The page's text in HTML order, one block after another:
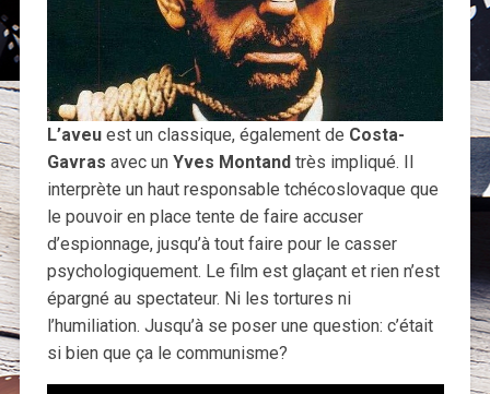
L’aveu est un classique, également de Costa-
Gavras avec unYves Montand très impliqué. Il
interprète un haut responsable tchécoslovaque que
le pouvoir en place tente de faire accuser
d’espionnage, jusqu’à tout faire pour le casser
psychologiquement. Le film est glaçant et rien n’est
épargné au spectateur. Ni les tortures ni
l’humiliation. Jusqu’à se poser une question: c’était
si bien que ça le communisme?